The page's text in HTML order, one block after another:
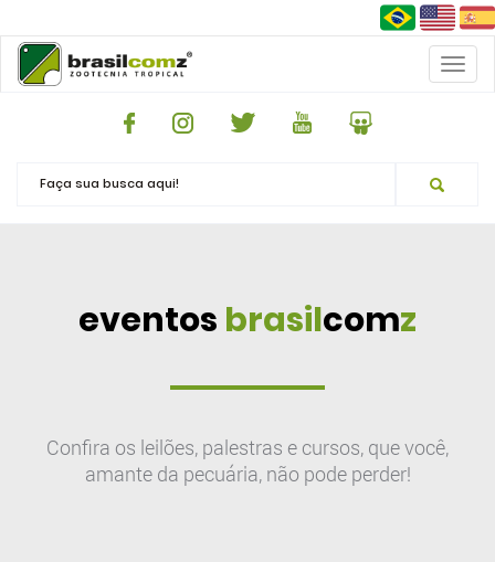
eventos brasilcomz
Confira os leilões, palestras e cursos, que você,
amante da pecuária, não pode perder!